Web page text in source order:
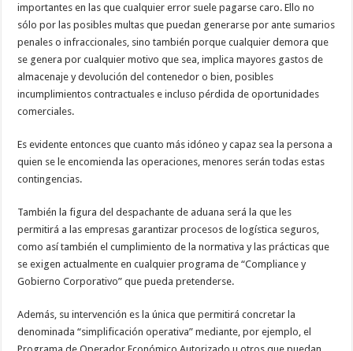
importantes en las que cualquier error suele pagarse caro. Ello no
sólo por las posibles multas que puedan generarse por ante sumarios
penales o infraccionales, sino también porque cualquier demora que
se genera por cualquier motivo que sea, implica mayores gastos de
almacenaje y devolución del contenedor o bien, posibles
incumplimientos contractuales e incluso pérdida de oportunidades
comerciales.
Es evidente entonces que cuanto más idóneo y capaz sea la persona a
quien se le encomienda las operaciones, menores serán todas estas
contingencias.
También la figura del despachante de aduana será la que les
permitirá a las empresas garantizar procesos de logística seguros,
como así también el cumplimiento de la normativa y las prácticas que
se exigen actualmente en cualquier programa de “Compliance y
Gobierno Corporativo” que pueda pretenderse.
Además, su intervención es la única que permitirá concretar la
denominada “simplificación operativa” mediante, por ejemplo, el